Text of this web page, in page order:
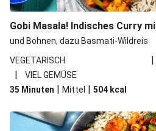
Gobi Masala! Indisches Curry
und Bohnen, dazu Basmati-Wildreis
VEGETARISCH
|
|
VIEL GEMÜSE
35 Minuten | Mittel | 504 kcal